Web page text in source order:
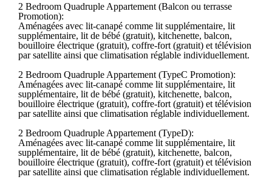
2 Bedroom Quadruple Appartement (Balcon ou terrasse
Promotion):
Aménagées avec lit-canapé comme lit supplémentaire, lit
supplémentaire, lit de bébé (gratuit), kitchenette, balcon,
bouilloire électrique (gratuit), coffre-fort (gratuit) et télévision
par satellite ainsi que climatisation réglable individuellement.
2 Bedroom Quadruple Appartement (TypeC Promotion):
Aménagées avec lit-canapé comme lit supplémentaire, lit
supplémentaire, lit de bébé (gratuit), kitchenette, balcon,
bouilloire électrique (gratuit), coffre-fort (gratuit) et télévision
par satellite ainsi que climatisation réglable individuellement.
2 Bedroom Quadruple Appartement (TypeD):
Aménagées avec lit-canapé comme lit supplémentaire, lit
supplémentaire, lit de bébé (gratuit), kitchenette, balcon,
bouilloire électrique (gratuit), coffre-fort (gratuit) et télévision
par satellite ainsi que climatisation réglable individuellement.